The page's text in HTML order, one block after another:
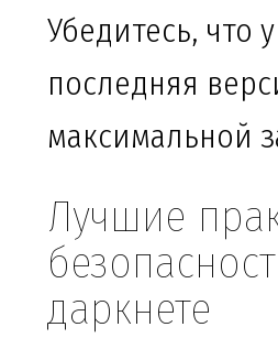
Убедитесь, что
последняя
максимальной
Лучшие
даркнете